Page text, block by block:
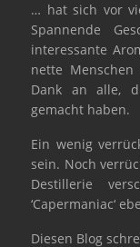
… hat sich vor
Spannende
interessante
nette
Dank an alle,
gemacht haben.
Ein wenig
sein. Noch
Destillerie
‘Capermaniac‘
Diesen Blog